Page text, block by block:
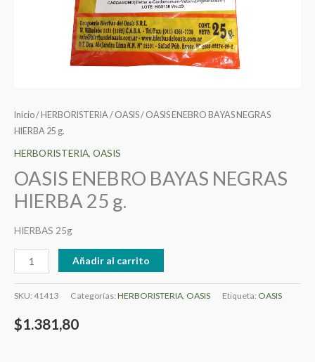
Inicio/ HERBORISTERIA/ OASIS/ OASIS ENEBRO BAYAS NEGRAS
HIERBA 25 g.
HERBORISTERIA, OASIS
OASIS ENEBRO BAYAS NEGRAS
HIERBA 25 g.
HIERBAS 25g
Añadir al carrito
SKU: 41413 Categorías: HERBORISTERIA OASIS Etiqueta: OASIS
$1.381,80